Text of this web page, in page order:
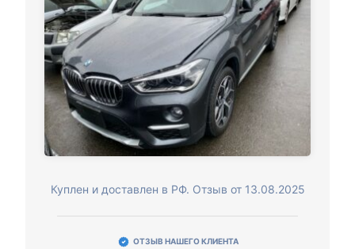
Куплен и доставлен в РФ. Отзыв от 13.08.2025
ОТЗЫВ НАШЕГО КЛИЕНТА